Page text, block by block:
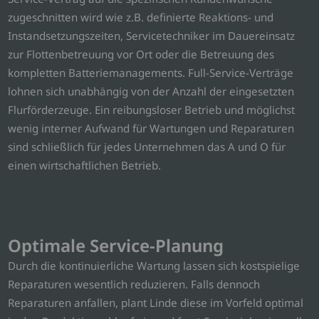
zugeschnitten wird wie z.B. definierte Reaktions- und
Instandsetzungszeiten, Servicetechniker im Dauereinsatz
zur Flottenbetreuung vor Ort oder die Betreuung des
kompletten Batteriemanagements. Full-Service-Verträge
lohnen sich unabhängig von der Anzahl der eingesetzten
Flurförderzeuge. Ein reibungsloser Betrieb und möglichst
wenig interner Aufwand für Wartungen und Reparaturen
sind schließlich für jedes Unternehmen das A und O für
einen wirtschaftlichen Betrieb.
Optimale Service-Planung
Durch die kontinuierliche Wartung lassen sich kostspielige
Reparaturen wesentlich reduzieren. Falls dennoch
Reparaturen anfallen, plant Linde diese im Vorfeld optimal